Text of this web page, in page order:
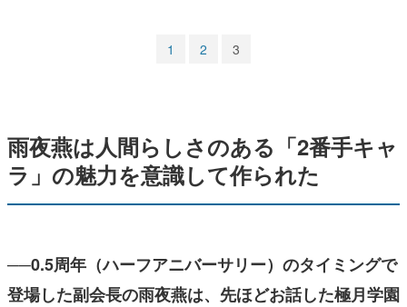
電ファミニコゲーマーとは？
運営：株式会社マレ
1 2 3
雨夜燕は人間らしさのある「2番手キャ
ラ」の魅力を意識して作られた
──0.5周年（ハーフアニバーサリー）のタイミングで
登場した副会長の雨夜燕は、先ほどお話した極月学園